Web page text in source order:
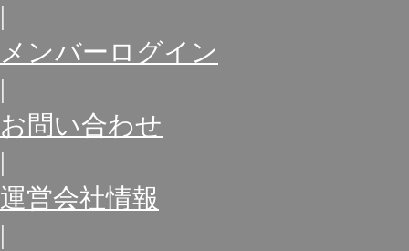
|
メンバーログイン
|
お問い合わせ
|
運営会社情報
|